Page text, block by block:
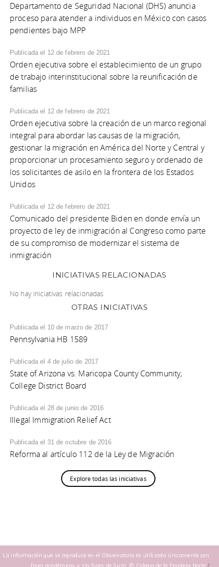
Departamento de Seguridad Nacional (DHS) anuncia
proceso para atender a individuos en México con casos
pendientes bajo MPP
Publicada el 12 de febrero de 2021
Orden ejecutiva sobre el establecimiento de un grupo
de trabajo interinstitucional sobre la reunificación de
familias
Publicada el 12 de febrero de 2021
Orden ejecutiva sobre la creación de un marco regional
integral para abordar las causas de la migración,
gestionar la migración en América del Norte y Central y
proporcionar un procesamiento seguro y ordenado de
los solicitantes de asilo en la frontera de los Estados
Unidos
Publicada el 12 de febrero de 2021
Comunicado del presidente Biden en donde envía un
proyecto de ley de inmigración al Congreso como parte
de su compromiso de modernizar el sistema de
inmigración
INICIATIVAS RELACIONADAS
No hay iniciativas relacionadas
OTRAS INICIATIVAS
Publicada el 10 de marzo de 2017
Pennsylvania HB 1589
Publicada el 4 de julio de 2017
State of Arizona vs. Maricopa County Community,
College District Board
Publicada el 28 de junio de 2016
Illegal Immigration Relief Act
Publicada el 31 de octubre de 2016
Reforma al artículo 112 de la Ley de Migración
Explore todas las iniciativas
La información que se reproduce en el Observatorio es utilizada únicamente con
fines académicos y sin fines de lucro. © Colegio de la Frontera Norte /